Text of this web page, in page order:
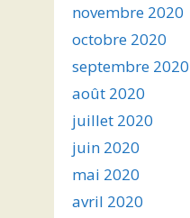
novembre 2020
octobre 2020
septembre 2020
août 2020
juillet 2020
juin 2020
mai 2020
avril 2020